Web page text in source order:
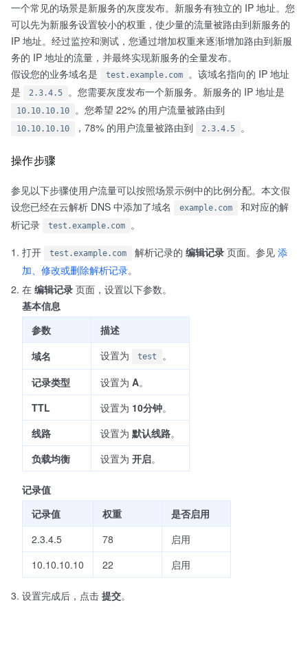
一个常见的场景是新服务的灰度发布。新服务有独立的 IP 地址。您
可以先为新服务设置较小的权重，使少量的流量被路由到新服务的
IP 地址。经过监控和测试，您通过增加权重来逐渐增加路由到新服
务的 IP 地址的流量，并最终实现新服务的全量发布。
假设您的业务域名是
test.example.com
。该域名指向的 IP 地址
是
2.3.4.5 。您需要灰度发布一个新服务。新服务的 IP 地址是
10.10.10.10 。您希望 22% 的用户流量被路由到
10.10.10.10 ，78% 的用户流量被路由到 2.3.4.5 。
操作步骤
参见以下步骤使用户流量可以按照场景示例中的比例分配。本文假
设您已经在云解析 DNS 中添加了域名
example.com
和对应的解
析记录
test.example.com
。
打开
test.example.com 解析记录的 编辑记录 页面。参见 添
加、修改或删除解析记录。
在 编辑记录 页面，设置以下参数。
基本信息
参数
描述
域名
设置为 test
。
记录类型
设置为 A。
TTL
设置为 10分钟。
线路
设置为 默认线路。
负载均衡
设置为 开启。
记录值
记录值
权重
是否启用
2.3.4.5
78
启用
10.10.10.10
22 启用
设置完成后，点击 提交。